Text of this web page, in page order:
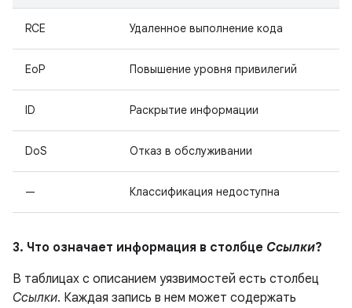
RCE Удаленное выполнение кода
EoP Повышение уровня привилегий
ID Раскрытие информации
DoS Отказ в обслуживании
— Классификация недоступна
3. Что означает информация в столбце Ссылки?
В таблицах с описанием уязвимостей есть столбец
Ссылки. Каждая запись в нем может содержать